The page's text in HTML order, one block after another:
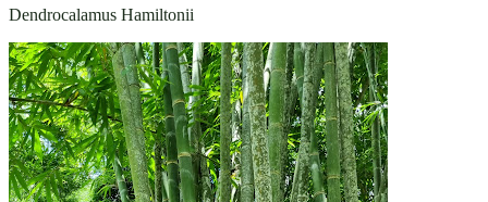
Dendrocalamus Hamiltonii